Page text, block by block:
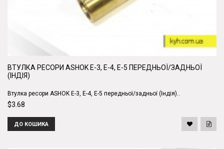
ВТУЛКА РЕСОРИ ASHOK Е-3, Е-4, Е-5 ПЕРЕДНЬОЇ/ЗАДНЬОЇ
(ІНДІЯ)
Втулка ресори ASHOK Е-3, Е-4, Е-5 передньої/задньої (Індія)..
$3.68
ДО КОШИКА